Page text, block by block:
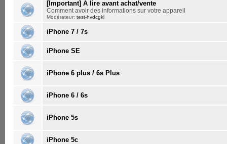
[Important] A lire avant achat/vente
Comment avoir des informations sur votre appareil
Modérateur:test-hvdcgkl
iPhone 7 / 7s
iPhone SE
iPhone 6 plus / 6s Plus
iPhone 6 / 6s
iPhone 5s
iPhone 5c